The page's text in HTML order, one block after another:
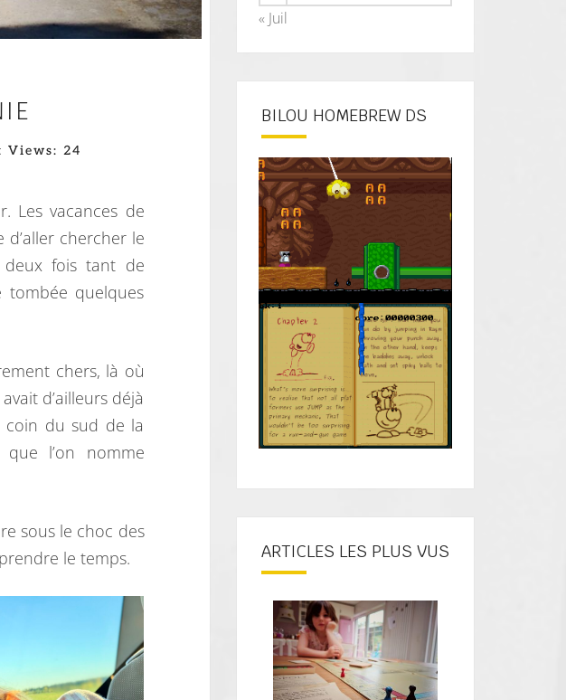
Views: 24
Les vacances de
chercher le
deux fois tant de
quelques
chers, là où
d’ailleurs déjà
coin du sud de la
l’on nomme
sous le choc des
le temps.
« Juil
BILOU HOMEBREW DS
ARTICLES LES PLUS VUS